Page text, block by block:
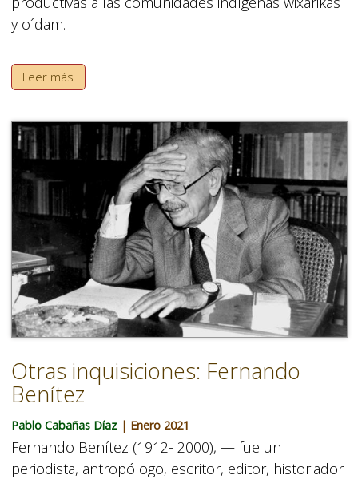
y o´dam.
Leer más
Otras inquisiciones: Fernando
Benítez
Pablo Cabañas Díaz | Enero 2021
Fernando Benítez (1912- 2000), — fue un
periodista, antropólogo, escritor, editor, historiador